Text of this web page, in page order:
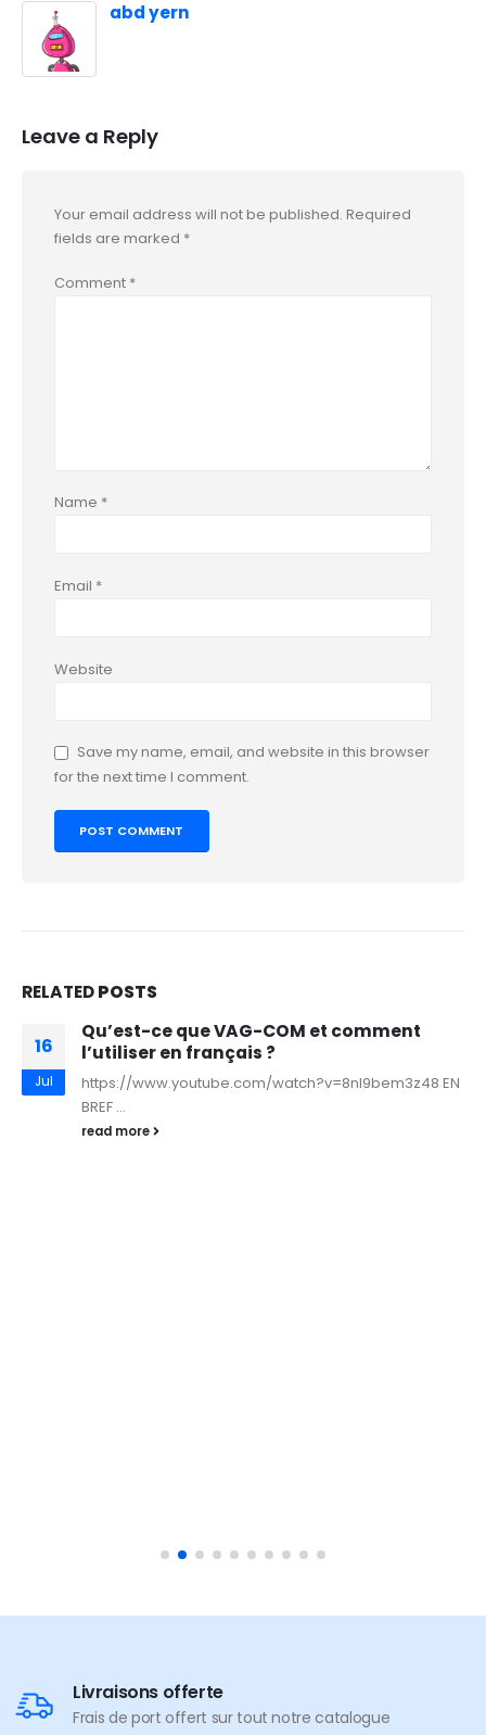
abd yern
Leave a Reply
Your email address will not be published. Required
fields are marked *
Comment *
Name *
Email *
Website
Save my name, email, and website in this browser
for the next time I comment.
RELATEDPOSTS
16
Jul
Qu’est-ce que VAG-COM et comment
l’utiliser en français ?
https://www.youtube.com/watch?v=8nI9bem3z48 EN
BREF ...
read more
Livraisons offerte
Frais de port offert sur tout notre catalogue